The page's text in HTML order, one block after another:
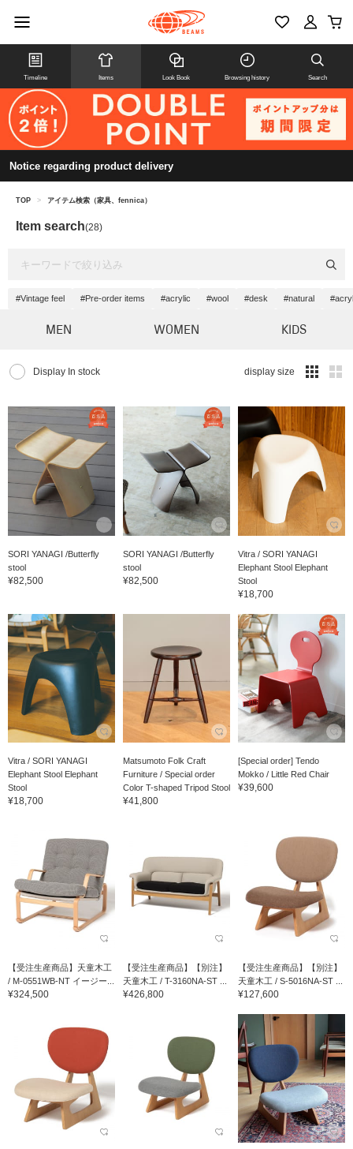
Timeline Items Look Book Browsing history Search
Notice regarding product delivery
TOP > アイテム検索（家具、fennica）
Item search(28)
#Vintage feel #Pre-order items #acrylic #wool #desk #natural
MEN WOMEN KIDS
Display In stock display size
SORI YANAGI /Butterfly
stool
¥82,500
SORI YANAGI /Butterfly
stool
¥82,500
Vitra / SORI YANAGI
Elephant Stool Elephant
Stool
¥18,700
Vitra / SORI YANAGI
Elephant Stool Elephant
Stool
¥18,700
Matsumoto Folk Craft
Furniture / Special order
Color T-shaped Tripod Stool
¥41,800
[Special order] Tendo
Mokko / Little Red Chair
¥39,600
【受注生産商品】天童木工
/ M-0551WB-NT イージー...
¥324,500
【受注生産商品】【別注】
天童木工 / T-3160NA-ST ...
¥426,800
【受注生産商品】【別注】
天童木工 / S-5016NA-ST ...
¥127,600